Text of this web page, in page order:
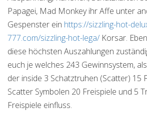
Papagei, Mad Monkey ihr Affe unter
Gespenster ein https://sizzling-hot-
777.com/sizzling-hot-lega/ Korsar.
diese höchsten Auszahlungen
euch je welches 243 Gewinnsystem,
der inside 3 Schatztruhen (Scatter) 15
Scatter Symbolen 20 Freispiele und 5
Freispiele einfluss.